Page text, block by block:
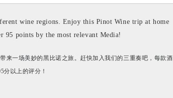
wine regions. Enjoy this Pinot Wine trip at home
points by the most relevant Media!
来一场美妙的黑比诺之旅。赶快加入我们的三重奏吧，每款酒
分以上的评分！